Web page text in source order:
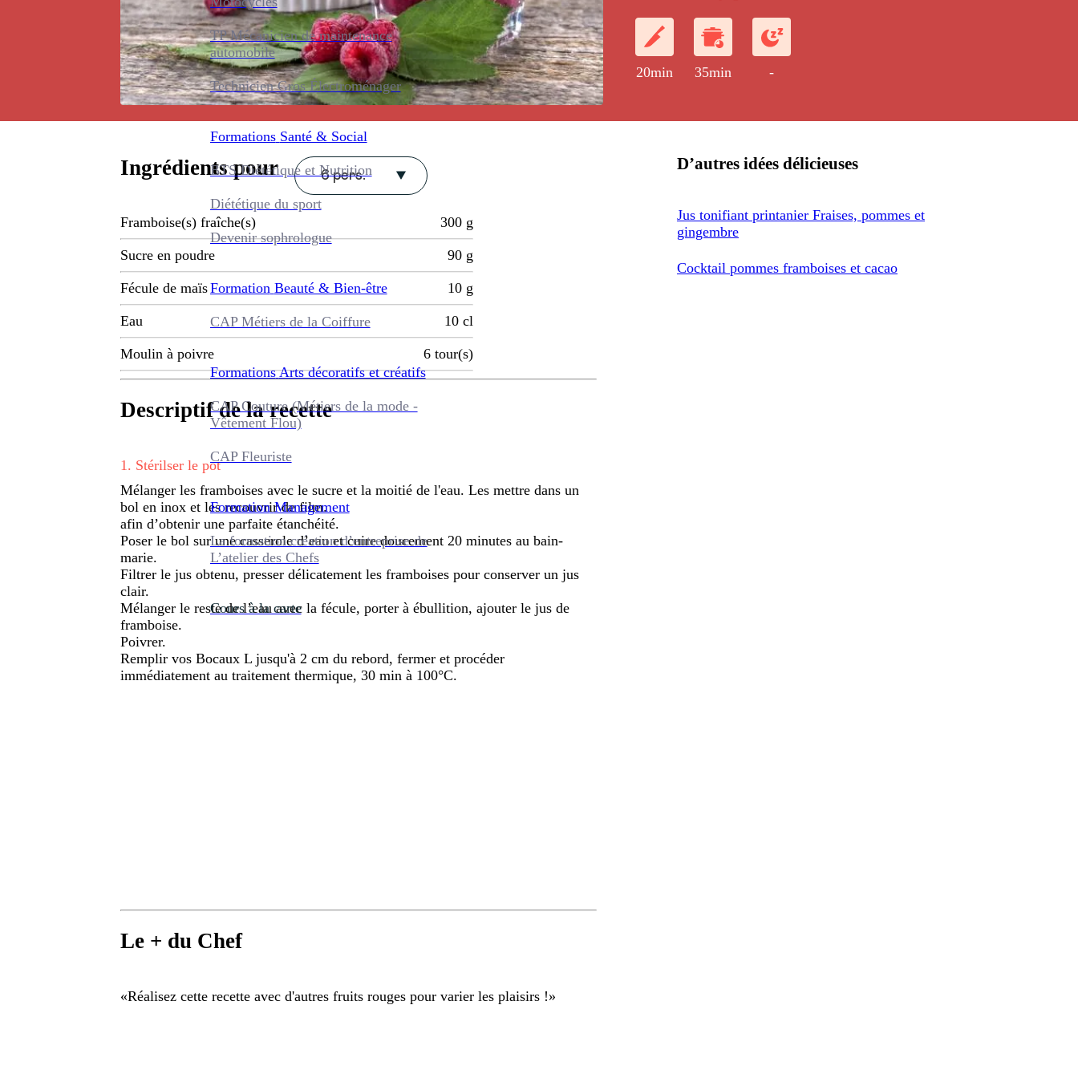
TP Mécanicien de maintenance
automobile
Technicien Gros Électroménager
Formations Santé & Social
BTS Diététique et Nutrition
Diététique du sport
Devenir sophrologue
Formation Beauté & Bien-être
CAP Métiers de la Coiffure
Formations Arts décoratifs et créatifs
CAP Couture (Métiers de la mode -
Vêtement Flou)
CAP Fleuriste
Formation Management
La formation création d’entreprise de
L’atelier des Chefs
Cours à la carte
20min 35min -
Ingrédients pour 6 pers.
Framboise(s) fraîche(s) 300 g
Sucre en poudre 90 g
Fécule de maïs 10 g
Eau 10 cl
Moulin à poivre 6 tour(s)
Descriptif de la recette
1 . Stérilser le pot
Mélanger les framboises avec le sucre et la moitié de l'eau. Les mettre dans un
bol en inox et les recouvrir de film.
afin d’obtenir une parfaite étanchéité.
Poser le bol sur une casserole d’eau et cuire doucement 20 minutes au bain-
marie.
Filtrer le jus obtenu, presser délicatement les framboises pour conserver un jus
clair.
Mélanger le reste de l’eau avec la fécule, porter à ébullition, ajouter le jus de
framboise.
Poivrer.
Remplir vos Bocaux L jusqu'à 2 cm du rebord, fermer et procéder
immédiatement au traitement thermique, 30 min à 100°C.
Le + du Chef
«Réalisez cette recette avec d'autres fruits rouges pour varier les plaisirs !»
D’autres idées délicieuses
Jus tonifiant printanier Fraises, pommes et
gingembre
Cocktail pommes framboises et cacao